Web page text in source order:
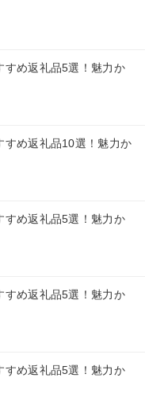
すめ返礼品5選！魅力か
すめ返礼品10選！魅力か
すめ返礼品5選！魅力か
すめ返礼品5選！魅力か
すめ返礼品5選！魅力か